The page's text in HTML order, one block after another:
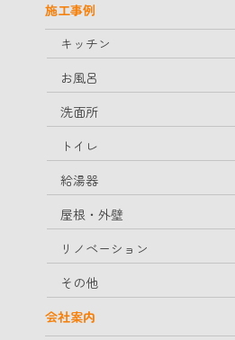
施工事例
キッチン
お風呂
洗面所
トイレ
給湯器
屋根・外壁
リノベーション
その他
会社案内